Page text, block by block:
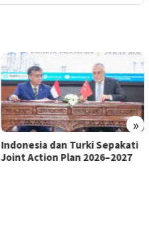
»
Satgas PRR Pacu Realisasi
Tambahan TKD Aceh Rp1,65